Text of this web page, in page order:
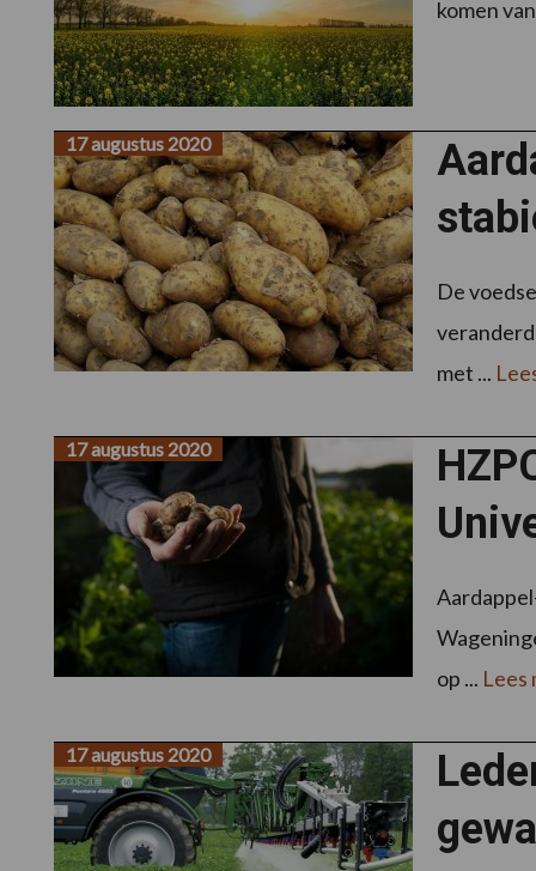
komen
17 augustus 2020
De
met ...
17 augustus 2020
op ... Lees
17 augustus 2020